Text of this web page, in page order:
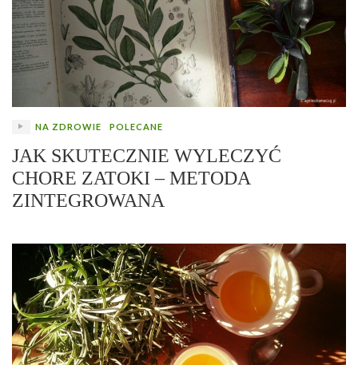
NA ZDROWIE POLECANE
JAK SKUTECZNIE WYLECZYĆ
CHORE ZATOKI – METODA
ZINTEGROWANA